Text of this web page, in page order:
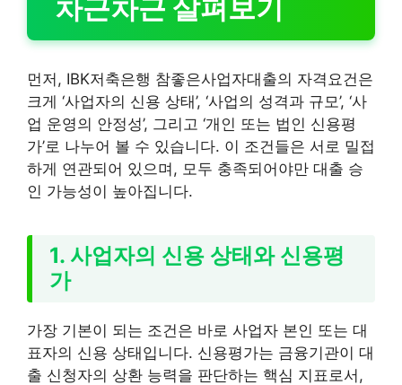
차근차근 살펴보기
먼저, IBK저축은행 참좋은사업자대출의 자격요건은
크게 ‘사업자의 신용 상태’, ‘사업의 성격과 규모’, ‘사
업 운영의 안정성’, 그리고 ‘개인 또는 법인 신용평
가’로 나누어 볼 수 있습니다. 이 조건들은 서로 밀접
하게 연관되어 있으며, 모두 충족되어야만 대출 승
인 가능성이 높아집니다.
1. 사업자의 신용 상태와 신용평
가
가장 기본이 되는 조건은 바로 사업자 본인 또는 대
표자의 신용 상태입니다. 신용평가는 금융기관이 대
출 신청자의 상환 능력을 판단하는 핵심 지표로서,